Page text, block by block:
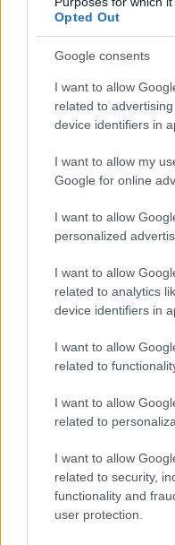
Opted Out
Google consents
I want to allow
related to
device identifiers in
I want to allow my
Google for online
I want to allow
personalized
I want to allow
related to analytics
device identifiers in
I want to allow
related to
I want to allow
related to
I want to allow
related to security,
functionality and
user protection.
Tény,…
Becsődölt a
Lmagazin•2017. szeptember
"Kucsák László,
országgyűlési
kormánnyal
eredményeként
keretösszegből két
meg a Környezeti és